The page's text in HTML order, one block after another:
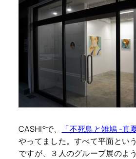
CASHI°で、 「不死鳥と雉鳩 -真
やってました。すべて平面とい
ですが、３人のグループ展のよ